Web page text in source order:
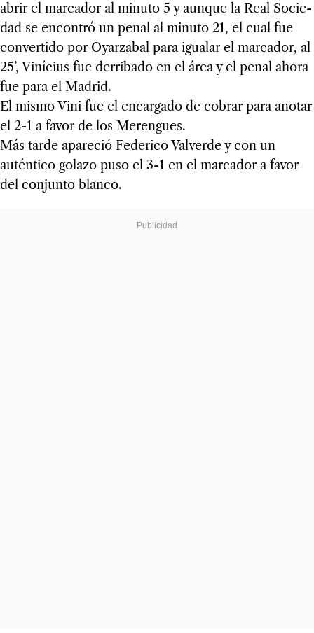
abrir el mar­ca­dor al minuto 5 y aun­que la Real Socie­
dad se encon­tró un penal al minuto 21, el cual fue
con­ver­tido por Oyar­za­bal para igua­lar el mar­ca­dor, al
25’, Viní­cius fue derri­bado en el área y el penal ahora
fue para el Madrid.
El mismo Vini fue el encar­gado de cobrar para ano­tar
el 2-1 a favor de los Meren­gues.
Más tarde apa­re­ció Fede­rico Val­verde y con un
autén­tico golazo puso el 3-1 en el mar­ca­dor a favor
del con­junto blanco.